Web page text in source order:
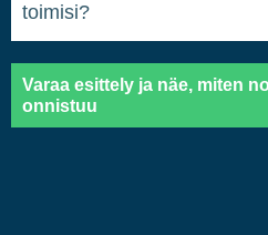
toimisi?
Varaa esittely ja näe, miten
onnistuu